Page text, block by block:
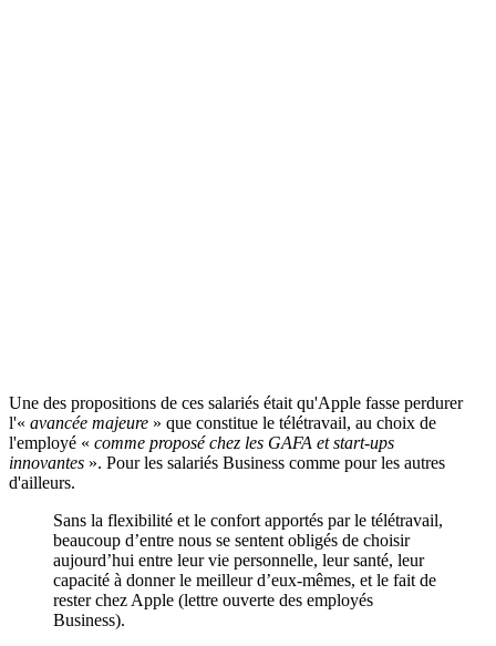
Une des propositions de ces salariés était qu'Apple fasse perdurer
l'« avancée majeure » que constitue le télétravail, au choix de
l'employé « comme proposé chez les GAFA et start-ups
innovantes ». Pour les salariés Business comme pour les autres
d'ailleurs.
Sans la flexibilité et le confort apportés par le télétravail,
beaucoup d’entre nous se sentent obligés de choisir
aujourd’hui entre leur vie personnelle, leur santé, leur
capacité à donner le meilleur d’eux-mêmes, et le fait de
rester chez Apple (lettre ouverte des employés
Business).